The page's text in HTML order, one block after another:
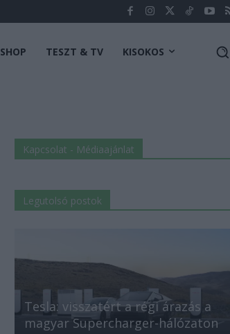
TESZT & TV KISOKOS
Kapcsolat - Médiaajánlat
Legutolsó postok
Tesla: visszatért a régi árazás a
magyar Supercharger-hálózaton